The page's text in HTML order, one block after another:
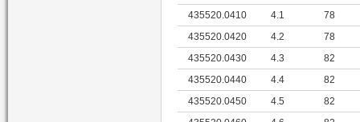
435520.0410
4.1
78
435520.0420
4.2
78
435520.0430
4.3
82
435520.0440
4.4
82
435520.0450
4.5
82